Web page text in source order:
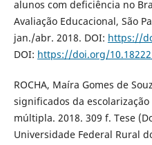
alunos com deficiência no
Avaliação Educacional, São
jan./abr. 2018. DOI: https://
DOI: https://doi.org/
ROCHA, Maíra Gomes de
significados da
múltipla. 2018. 309 f. Tese
Universidade Federal Rural